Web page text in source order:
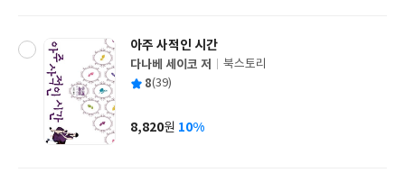
아주 사적인 시간
글
쓴
다나베 세이코 저
출
사
북스토리
평 8(39)
가
8,820원 10%